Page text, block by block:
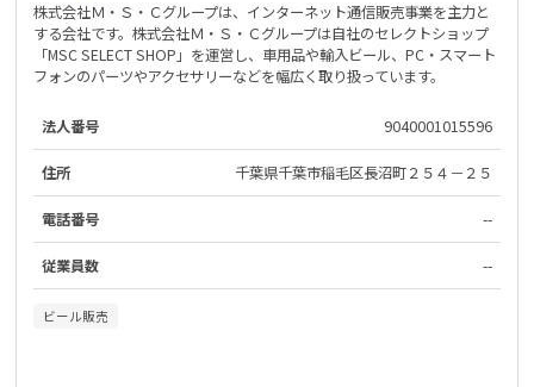
株式会社Ｍ・Ｓ・Ｃグループは、インターネット通信販売事業を主力と
する会社です。株式会社Ｍ・Ｓ・Ｃグループは自社のセレクトショップ
「MSC SELECT SHOP」を運営し、車用品や輸入ビール、PC・スマート
フォンのパーツやアクセサリーなどを幅広く取り扱っています。
法人番号 9040001015596
住所 千葉県千葉市稲毛区長沼町２５４－２５
電話番号 --
従業員数 --
ビール販売